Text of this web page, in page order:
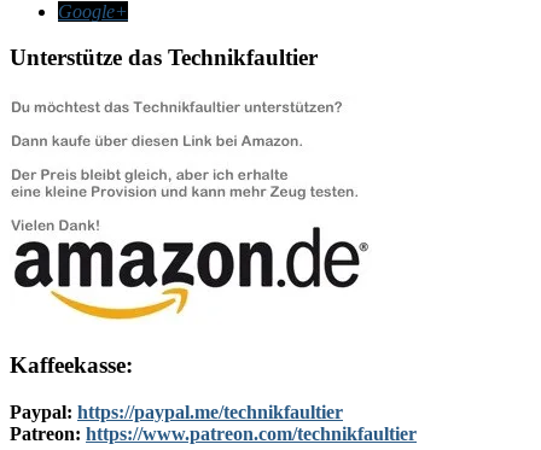
Google+
Unterstütze das Technikfaultier
Kaffeekasse:
Paypal: https://paypal.me/technikfaultier
Patreon: https://www.patreon.com/technikfaultier